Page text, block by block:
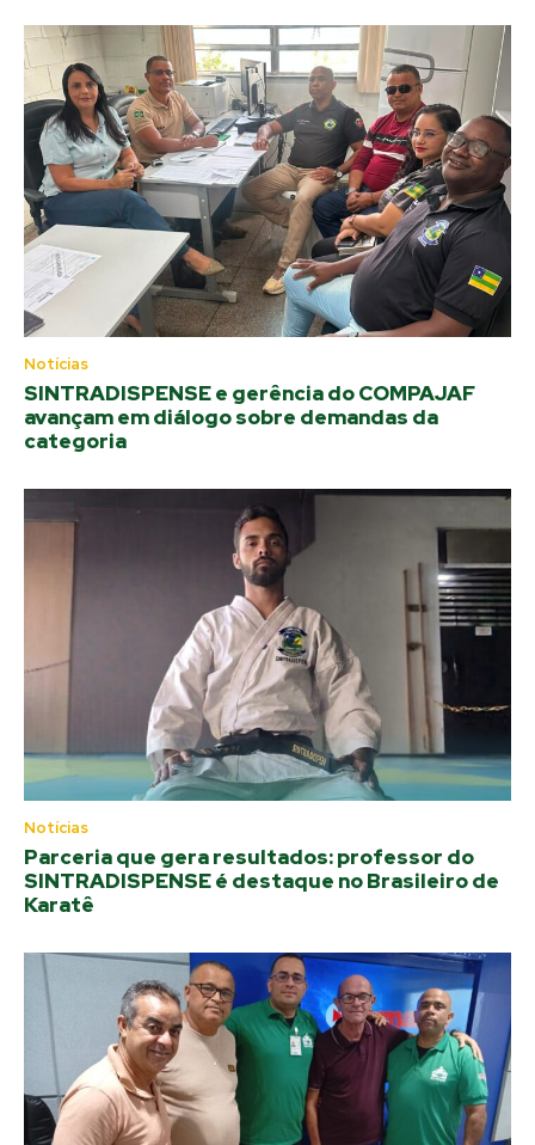
Notícias
SINTRADISPENSE e gerência do COMPAJAF
avançam em diálogo sobre demandas da
categoria
Notícias
Parceria que gera resultados: professor do
SINTRADISPENSE é destaque no Brasileiro de
Karatê